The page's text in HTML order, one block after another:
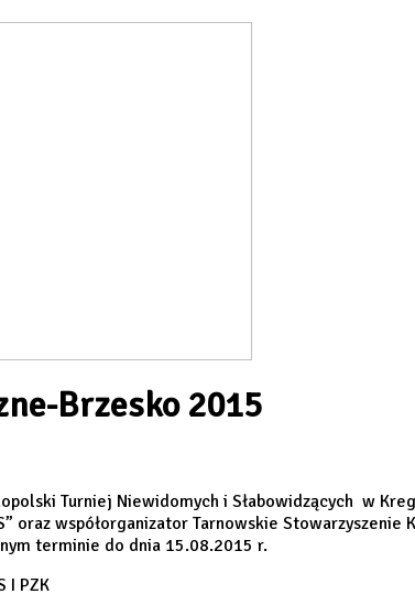
Brzesko 2015
Turniej Niewidomych i Słabowidzących w
oraz współorganizator Tarnowskie
terminie do dnia 15.08.2015 r.
I PZK